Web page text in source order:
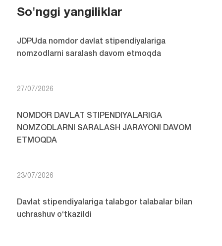
So'nggi yangiliklar
JDPUda nomdor davlat stipendiyalariga
nomzodlarni saralash davom etmoqda
27/07/2026
NOMDOR DAVLAT STIPENDIYALARIGA
NOMZODLARNI SARALASH JARAYONI DAVOM
ETMOQDA
23/07/2026
Davlat stipendiyalariga talabgor talabalar bilan
uchrashuv o‘tkazildi